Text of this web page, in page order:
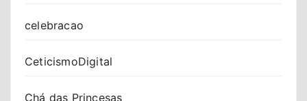
celebracao
CeticismoDigital
Chá das Princesas